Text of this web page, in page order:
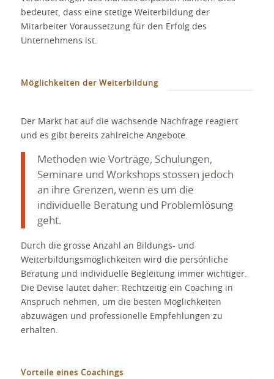
bedeutet, dass eine stetige Weiterbildung der
Mitarbeiter Voraussetzung für den Erfolg des
Unternehmens ist.
Möglichkeiten der Weiterbildung
Der Markt hat auf die wachsende Nachfrage reagiert
und es gibt bereits zahlreiche Angebote.
Methoden wie Vorträge, Schulungen,
Seminare und Workshops stossen jedoch
an ihre Grenzen, wenn es um die
individuelle Beratung und Problemlösung
geht.
Durch die grosse Anzahl an Bildungs- und
Weiterbildungsmöglichkeiten wird die persönliche
Beratung und individuelle Begleitung immer wichtiger.
Die Devise lautet daher: Rechtzeitig ein Coaching in
Anspruch nehmen, um die besten Möglichkeiten
abzuwägen und professionelle Empfehlungen zu
erhalten.
Vorteile eines Coachings